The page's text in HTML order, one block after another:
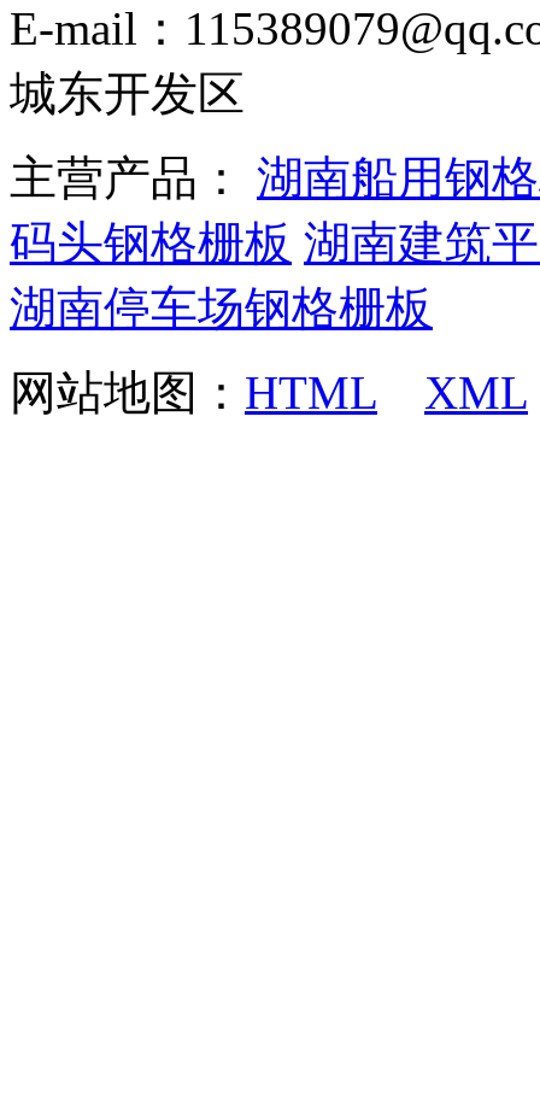
E-mail：
城东开发区
主营产品： 湖南船用钢
码头钢格栅板 湖南建筑
湖南停车场钢格栅板
网站地图： HTML XML